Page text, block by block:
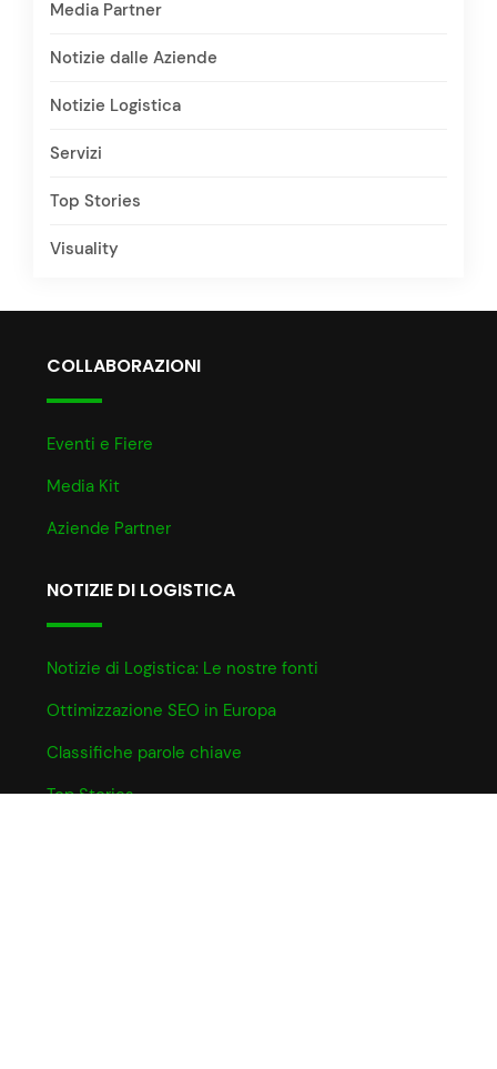
Media Partner
Notizie dalle Aziende
Notizie Logistica
Servizi
Top Stories
Visuality
COLLABORAZIONI
Eventi e Fiere
Media Kit
Aziende Partner
NOTIZIE DI LOGISTICA
Notizie di Logistica: Le nostre fonti
Ottimizzazione SEO in Europa
Classifiche parole chiave
Top Stories